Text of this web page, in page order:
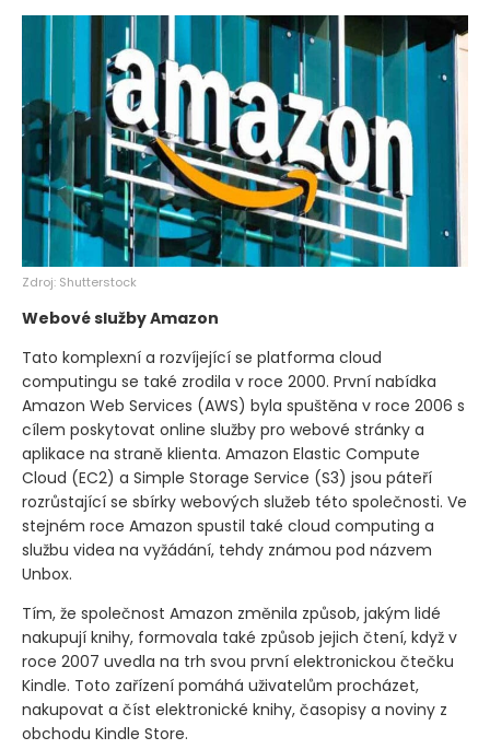
Zdroj: Shutterstock
Webové služby Amazon
Tato komplexní a rozvíjející se platforma cloud
computingu se také zrodila v roce 2000. První nabídka
Amazon Web Services (AWS) byla spuštěna v roce 2006 s
cílem poskytovat online služby pro webové stránky a
aplikace na straně klienta. Amazon Elastic Compute
Cloud (EC2) a Simple Storage Service (S3) jsou páteří
rozrůstající se sbírky webových služeb této společnosti. Ve
stejném roce Amazon spustil také cloud computing a
službu videa na vyžádání, tehdy známou pod názvem
Unbox.
Tím, že společnost Amazon změnila způsob, jakým lidé
nakupují knihy, formovala také způsob jejich čtení, když v
roce 2007 uvedla na trh svou první elektronickou čtečku
Kindle. Toto zařízení pomáhá uživatelům procházet,
nakupovat a číst elektronické knihy, časopisy a noviny z
obchodu Kindle Store.